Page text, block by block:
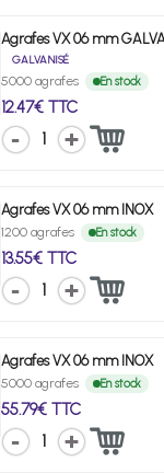
Agrafes VX 06 mm
GALVANISÉ
5000 agrafes En stock
12.47€ TTC
1
Agrafes VX 06 mm INOX
1200 agrafes En stock
13.55€ TTC
1
Agrafes VX 06 mm INOX
5000 agrafes En stock
55.79€ TTC
1